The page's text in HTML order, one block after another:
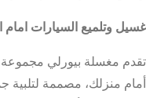
غسيل وتلميع السيارات امام
تقدم مغسلة بيورلي مجموعة
أمام منزلك، مصممة لتلبية